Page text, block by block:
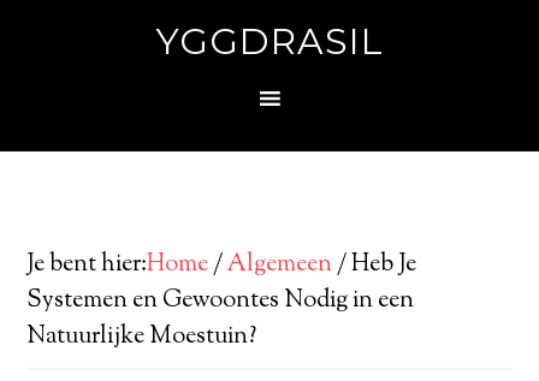
YGGDRASIL
Je bent hier:Home/Algemeen/Heb Je
Systemen en Gewoontes Nodig in een
Natuurlijke Moestuin?